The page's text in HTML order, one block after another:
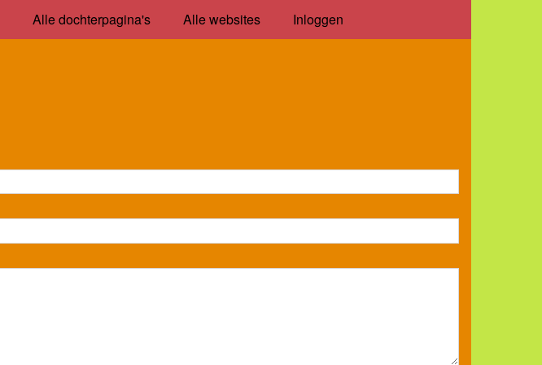
Alle dochterpagina's Alle websites Inloggen